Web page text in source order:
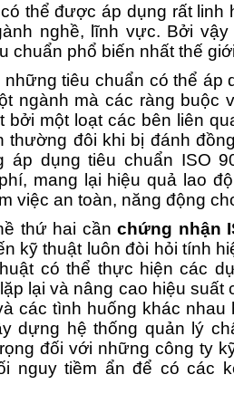
thể được áp dụng rất linh
nghề, lĩnh vực. Bởi
chuẩn phổ biến nhất thế
những tiêu chuẩn có thể áp
ngành mà các ràng buộc
bởi một loạt các bên liên
thường đôi khi bị đánh
áp dụng tiêu chuẩn ISO
mang lại hiệu quả lao
việc an toàn, năng động
thứ hai cần chứng nhận
kỹ thuật luôn đòi hỏi tính
có thể thực hiện các
lại và nâng cao hiệu suất
các tình huống khác nhau
dựng hệ thống quản lý
đối với những công ty
nguy tiềm ẩn để có các